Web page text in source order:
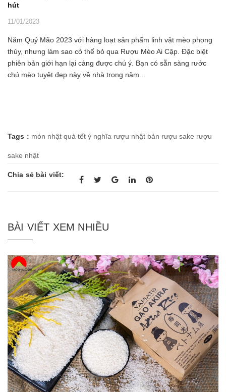
hút
11/01/2023
Năm Quý Mão 2023 với hàng loạt sản phẩm linh vật mèo phong
thủy, nhưng làm sao có thể bỏ qua Rượu Mèo Ai Cập. Đặc biệt
phiên bản giới hạn lại càng được chú ý. Bạn có sẵn sàng rước
chú mèo tuyệt đẹp này về nhà trong năm...
Tags : món nhật quà tết ý nghĩa rượu nhật bản rượu sake rượu
sake nhật
Chia sẻ bài viết:
BÀI VIẾT XEM NHIỀU